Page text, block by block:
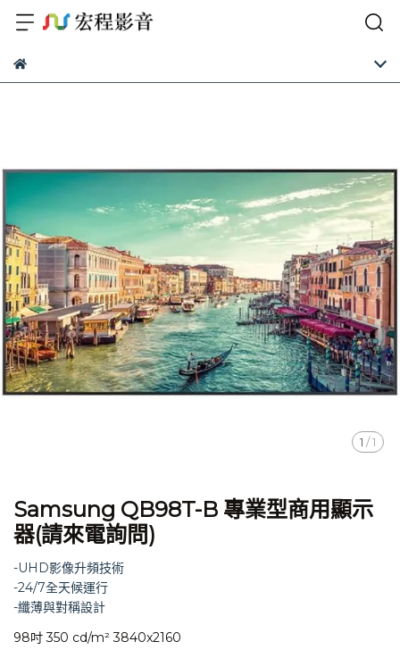
1 /1
Samsung QB98T-B 專業型商用顯示
器(請來電詢問)
-UHD影像升頻技術
-24/7全天候運行
-纖薄與對稱設計
98吋 350 cd/m² 3840x2160